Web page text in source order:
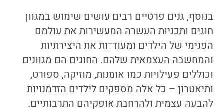
בנוסף, גנים פרטיים רבים עושים שימוש במגוון
חוגים ותכניות העשרה המעשירות את עולמם
הפנימי של הילדים ומעודדות את היצירתיות
והמחשבה העצמאית שלהם. החוגים הם מגוונים
וכוללים פעילויות כמו אומנות, מוזיקה, ספורט,
ותיאטרון – כל אלה מספקים לילדים הזדמנויות
להבעה עצמית ולהרחבת אופקיהם התרבותיים.